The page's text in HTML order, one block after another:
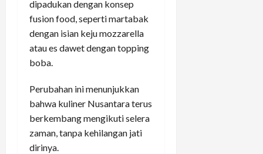
dipadukan dengan konsep
fusion food, seperti martabak
dengan isian keju mozzarella
atau es dawet dengan topping
boba.
Perubahan ini menunjukkan
bahwa kuliner Nusantara terus
berkembang mengikuti selera
zaman, tanpa kehilangan jati
dirinya.